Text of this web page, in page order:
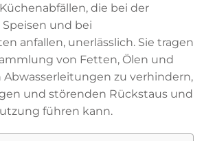
die bei der
und bei
anfallen, unerlässlich. Sie tragen
von Fetten, Ölen und
Abwasserleitungen zu verhindern,
und störenden Rückstaus und
führen kann.